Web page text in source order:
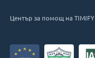
Център за помощ на TIMIFY